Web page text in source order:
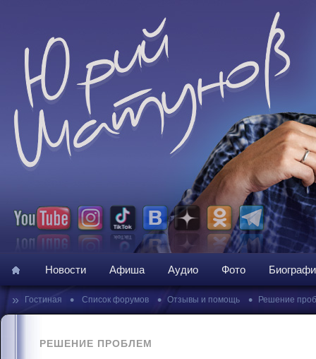
Новости Афиша Аудио Фото
» Гостиная • Список форумов • Отзывы и помощь • Решение
РЕШЕНИЕ ПРОБЛЕМ